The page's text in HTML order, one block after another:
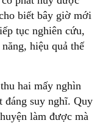
biết bây giờ mới
tục nghiên cứu,
hiệu quả thế
hai mấy nghìn
đáng suy nghĩ. Quy
làm được mà